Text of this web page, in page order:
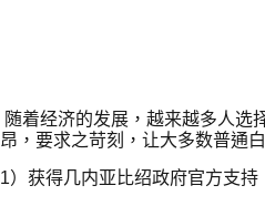
随着经济的发展，越来越多人选
昂，要求之苛刻，让大多数普通
1）获得几内亚比绍政府官方支持